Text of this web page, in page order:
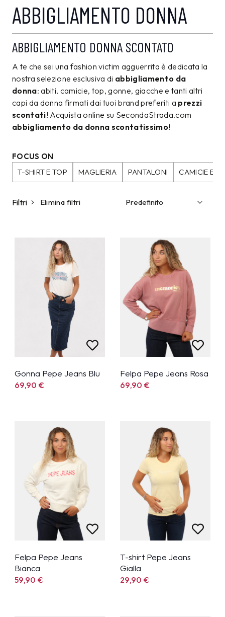
ABBIGLIAMENTO DONNA
ABBIGLIAMENTO DONNA SCONTATO
A te che sei una fashion victim agguerrita è dedicata la
nostra selezione esclusiva di abbigliamento da
donna: abiti, camicie, top, gonne, giacche e tanti altri
capi da donna firmati dai tuoi brand preferiti a prezzi
scontati! Acquista online su SecondaStrada.com
abbigliamento da donna scontatissimo!
FOCUS ON
T-SHIRT E TOP
MAGLIERIA PANTALONI CAMICIE E
Filtri Elimina filtri
Gonna Pepe Jeans Blu
69,90€
Felpa Pepe Jeans Rosa
69,90€
Felpa Pepe Jeans
Bianca
59,90€
T-shirt Pepe Jeans
Gialla
29,90€